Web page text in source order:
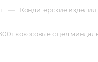
— Кондитерские изделия
кокосовые с